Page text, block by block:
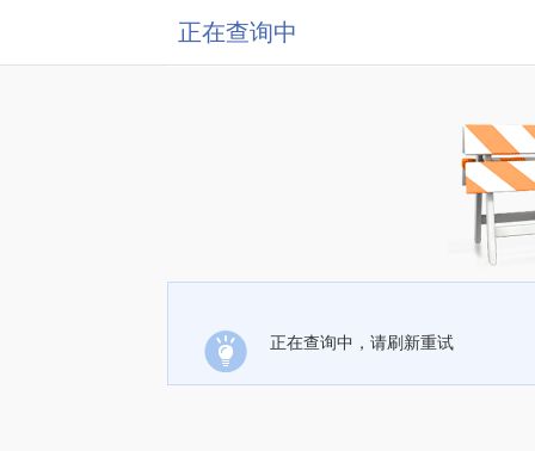
正在查询中
正在查询中，请刷新重试